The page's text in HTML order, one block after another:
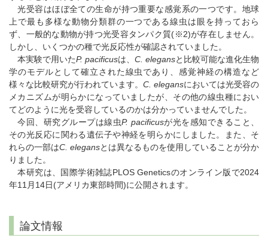
光受容はほぼ全ての生命が持つ重要な感覚系の一つです。地球
上で最も多様な動物分類群の一つである線虫は眼を持っておら
ず、一般的な動物が持つ光受容タンパク質(※2)が存在しません。
しかし、いくつかの種で光反応性が確認されていました。
本実験で用いたP. pacificusは、 C. elegansと比較可能な進化生物
学のモデルとして確立された線虫であり、感覚神経の構造など
様々な比較研究が行われています。 C. elegansにおいては光受容の
メカニズムが明らかになっていましたが、その他の線虫種におい
てどのように光を受容しているのかは分かっていませんでした。
今回、研究グループは線虫P. pacificusが光を感知できること、
その光反応に関わる遺伝子や神経を明らかにしました。また、そ
れらの一部はC. elegansとは異なるものを使用していることが分か
りました。
本研究は、国際学術雑誌PLOS Geneticsのオンライン版で2024
年11月14日(アメリカ東部時間)に公開されます。
論文情報